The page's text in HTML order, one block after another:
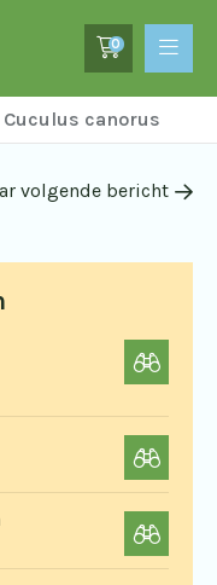
0
canorus
volgende bericht